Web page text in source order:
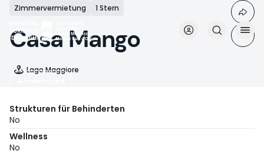
Direkt
Inhalt
Zimmervermietung 1 Stern
Casa Mango
Lago Maggiore
Strukturen für Behinderten
No
Wellness
No